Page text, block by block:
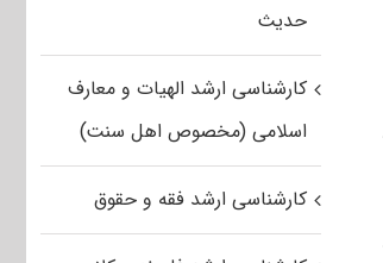
حدیث
کارشناسی ارشد الهیات و معارف
اسلامی (مخصوص اهل سنت)
کارشناسی ارشد فقه و حقوق